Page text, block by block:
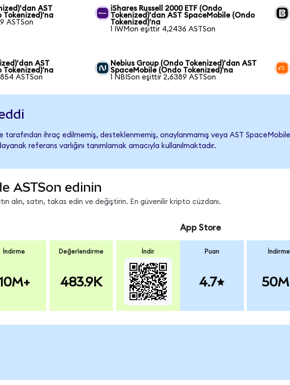
AST
Tokenized)'na
ASTSon
iShares Russell 2000 ETF (Ondo
Tokenized)'dan AST SpaceMobile (Ondo
Tokenized)'na
1 IWMon eşittir 4,2436 ASTSon
AST
Tokenized)'na
ASTSon
Nebius Group (Ondo Tokenized)'dan AST
SpaceMobile (Ondo Tokenized)'na
1 NBISon eşittir 2,6389 ASTSon
tarafından ihraç edilmemiş, desteklenmemiş, onaylanmamış veya AST
referans varlığını tanımlamak amacıyla kullanılmaktadır.
ASTSon edinin
alın, satın, takas edin ve değiştirin. En güvenilir kripto cüzdanı.
İndirme Değerlendirme
483.9K
İndir
App Store
Puan
4.7
İndirme